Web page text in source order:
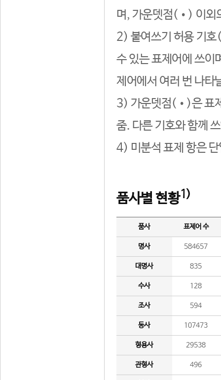
며, 가운뎃점(•) 이외
2) 붙여쓰기 허용 기호
수 있는 표제어에 쓰이
제어에서 여러 번 나타
3) 가운뎃점(•)은 표
줌. 다른 기호와 함께
4) 미분석 표제 항은
품사별 현황1)
품사 표제어 수
명사 584657
대명사 835
수사 128
조사 594
동사 107473
형용사 29538
관형사 496